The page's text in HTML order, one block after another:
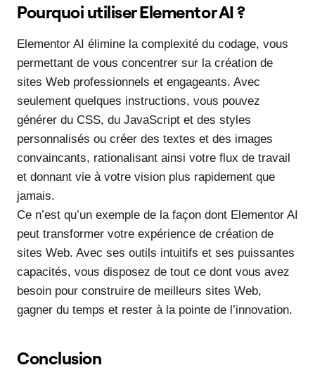
Pourquoi utiliser Elementor AI ?
Elementor AI élimine la complexité du codage, vous
permettant de vous concentrer sur la création de
sites Web professionnels et engageants. Avec
seulement quelques instructions, vous pouvez
générer du CSS, du JavaScript et des styles
personnalisés ou créer des textes et des images
convaincants, rationalisant ainsi votre flux de travail
et donnant vie à votre vision plus rapidement que
jamais.
Ce n’est qu’un exemple de la façon dont Elementor AI
peut transformer votre expérience de création de
sites Web. Avec ses outils intuitifs et ses puissantes
capacités, vous disposez de tout ce dont vous avez
besoin pour construire de meilleurs sites Web,
gagner du temps et rester à la pointe de l’innovation.
Conclusion